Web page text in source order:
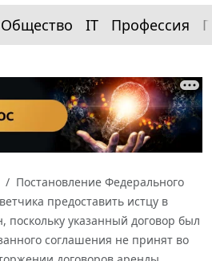
Общество IT Профессия
Постановление Федерального
предоставить истцу в
указанный договор был
соглашения не принят во